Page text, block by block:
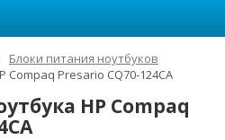
Блоки питания ноутбуков
Compaq Presario CQ70-124CA
HP Compaq